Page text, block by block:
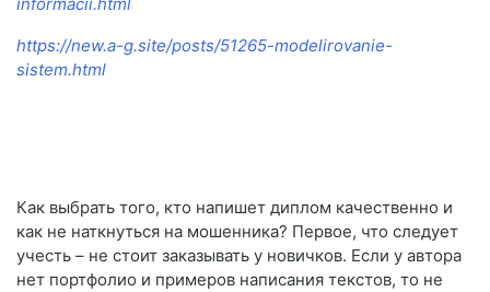
https://new.a-g.site/posts/51265-modelirovanie-
sistem.html
Как выбрать того, кто напишет диплом качественно и
как не наткнуться на мошенника? Первое, что следует
учесть – не стоит заказывать у новичков. Если у автора
нет портфолио и примеров написания текстов, то не